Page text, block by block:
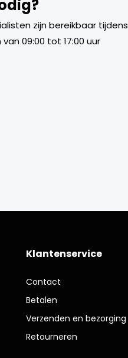
zijn bereikbaar tijdens
09:00 tot 17:00 uur
Klantenservice
Contact
Betalen
Verzenden en bezorging
Retourneren